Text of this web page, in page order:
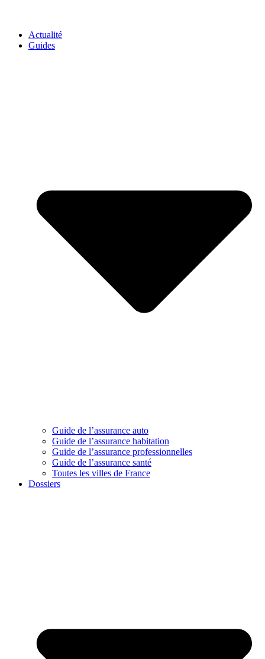
Actualité
Guides
Guide de l’assurance auto
Guide de l’assurance habitation
Guide de l’assurance professionnelles
Guide de l’assurance santé
Toutes les villes de France
Dossiers